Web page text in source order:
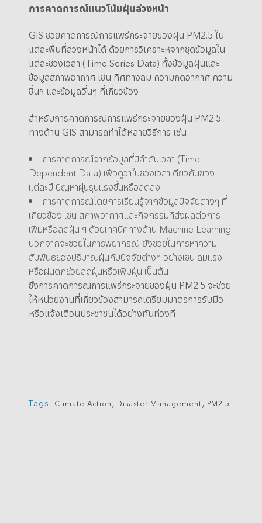
การคาดการณ์แนวโน้มฝุ่นล่วงหน้า
GIS ช่วยคาดการณ์การแพร่กระจายของฝุ่น PM2.5 ใน
แต่ละพื้นที่ล่วงหน้าได้ ด้วยการวิเคราะห์จากชุดข้อมูลใน
แต่ละช่วงเวลา (Time Series Data) ทั้งข้อมูลฝุ่นและ
ข้อมูลสภาพอากาศ เช่น ทิศทางลม ความกดอากาศ ความ
ชื้นฯ และข้อมูลอื่นๆ ที่เกี่ยวข้อง
สำหรับการคาดการณ์การแพร่กระจายของฝุ่น PM2.5
ทางด้าน GIS สามารถทำได้หลายวิธีการ เช่น
การคาดการณ์จากข้อมูลที่มีลำดับเวลา (Time-
Dependent Data) เพื่อดูว่าในช่วงเวลาเดียวกันของ
แต่ละปี ปัญหาฝุ่นรุนแรงขึ้นหรือลดลง
การคาดการณ์โดยการเรียนรู้จากข้อมูลปัจจัยต่างๆ ที่
เกี่ยวข้อง เช่น สภาพอากาศและกิจกรรมที่ส่งผลต่อการ
เพิ่มหรือลดฝุ่น ฯ ด้วยเทคนิคทางด้าน Machine Learning
นอกจากจะช่วยในการพยากรณ์ ยังช่วยในการหาความ
สัมพันธ์ของปริมาณฝุ่นกับปัจจัยต่างๆ อย่างเช่น ลมแรง
หรือฝนตกช่วยลดฝุ่นหรือเพิ่มฝุ่น เป็นต้น
ซึ่งการคาดการณ์การแพร่กระจายของฝุ่น PM2.5 จะช่วย
ให้หน่วยงานที่เกี่ยวข้องสามารถเตรียมมาตรการรับมือ
หรือแจ้งเตือนประชาชนได้อย่างทันท่วงที
Tags: Climate Action , Disaster Management, PM2.5